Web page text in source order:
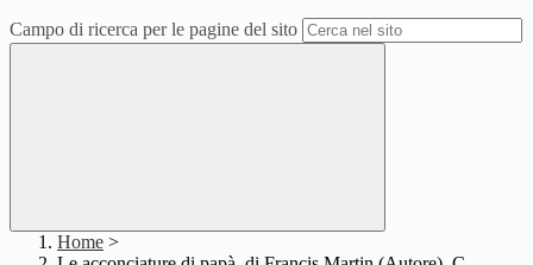
Campo di ricerca per le pagine del sito
Home >